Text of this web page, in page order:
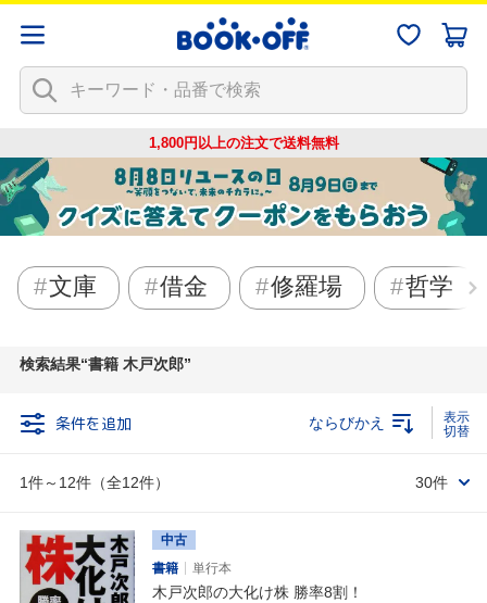
1,800円以上の注文で送料無料
文庫 借金 修羅場 哲学
検索結果 書籍 木戸次郎
条件を追加
1件～12件（全12件）
ならびかえ
30件
中古
書籍
単行本
木戸次郎の大化け株 勝率8割！